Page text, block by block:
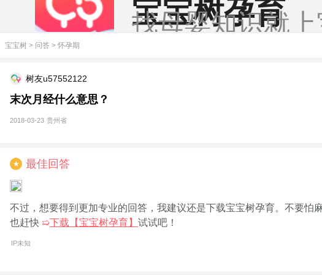
宝宝树孕育
找母婴知识就
宝宝树 > 问答 > 怀孕期
树友u57552122
末次月经什么意思？
2018-03-23 贵州省
★ 最佳回答
不过，想要得到更加专业的回答，我建议还是下载宝宝树孕育。不要
也赶快 ➯下载【宝宝树孕育】 试试吧！
IP未知